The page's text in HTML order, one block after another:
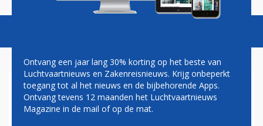
DAVID VAN VLIET:
MELKSTRAAT
Ontvang een jaar lang 30% korting op het beste van
Luchtvaartnieuws en Zakenreisnieuws. Krijg onbeperkt
toegang tot al het nieuws en de bijbehorende Apps.
Ontvang tevens 12 maanden het Luchtvaartnieuws
Magazine in de mail of op de mat.